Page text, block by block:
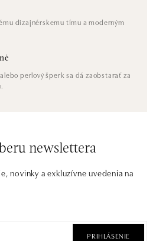
dizajnérskemu tímu a moderným
perlový šperk sa dá zaobstarať za
newslettera
novinky a exkluzívne uvedenia na
PRIHLÁSENIE